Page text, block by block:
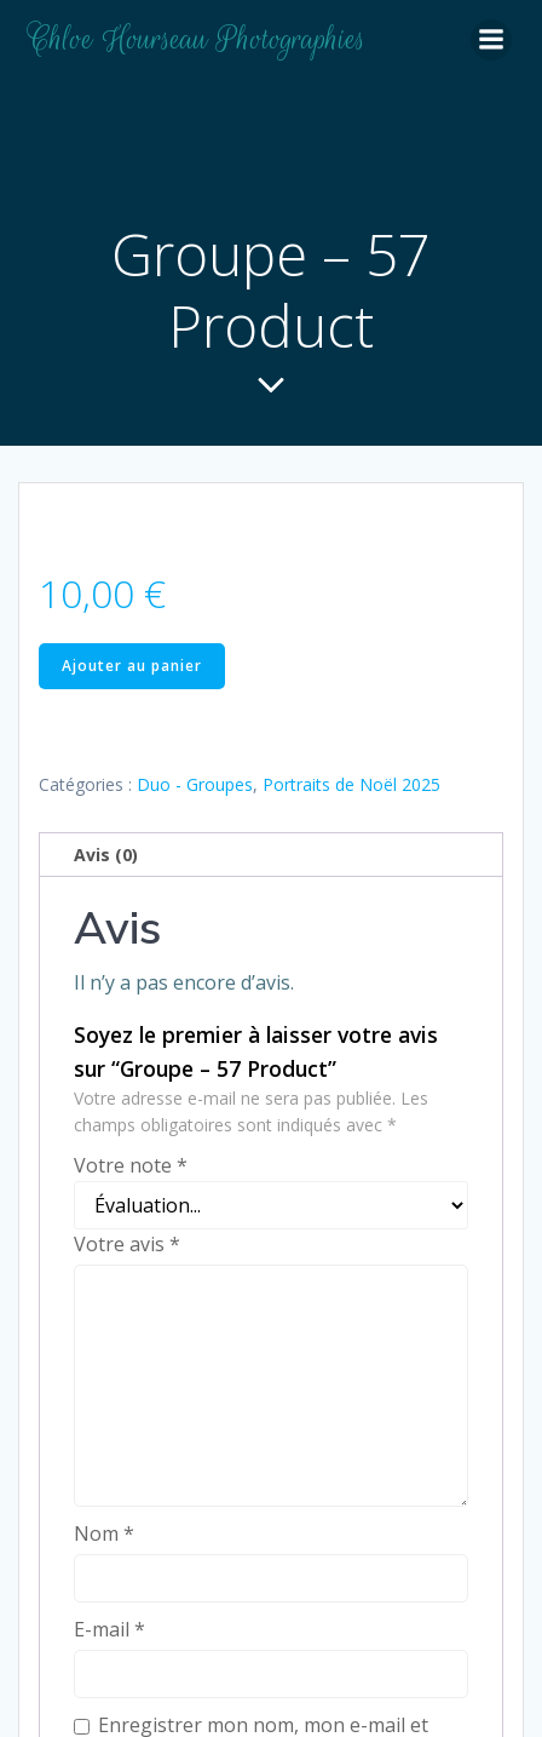
contenu
Chloe Hourseau Photographies
Groupe – 57
Product
10,00 €
quantité
de
57
Ajouter au panier
Catégories : Duo - Groupes, Portraits de Noël 2025
Avis (0)
Avis
Il n’y a pas encore d’avis.
Soyez le premier à laisser votre avis
sur “Groupe – 57 Product”
Votre adresse e-mail ne sera pas publiée. Les
champs obligatoires sont indiqués avec *
Votre note *
Votre avis *
Nom *
E-mail *
Enregistrer mon nom, mon e-mail et